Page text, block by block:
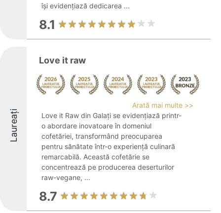
își evidențiază dedicarea ...
8.1
Laureați
Love it raw
Arată mai multe >>
Love it Raw din Galați se evidențiază printr-
o abordare inovatoare în domeniul
cofetăriei, transformând preocuparea
pentru sănătate într-o experiență culinară
remarcabilă. Această cofetărie se
concentrează pe producerea deserturilor
raw-vegane, ...
8.7